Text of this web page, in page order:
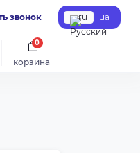
звонок ru ua
корзина
0